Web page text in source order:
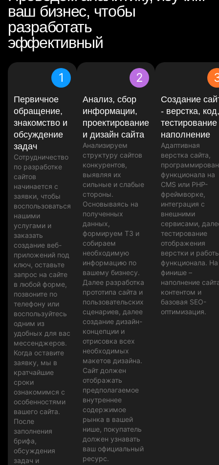
ваш бизнес, чтобы
разработать
эффективный
сайт
1
Первичное
обращение,
знакомство и
обсуждение
задач
Сотрудничество
по разработке
сайтов
начинается с
заявки, чтобы
воспользоваться
нашими
услугами и
заказать
создание веб-
приложений под
ключ, оставьте
запрос на сайте
в любой форме,
позвоните по
телефону или
воспользуйтесь
одним из
удобных для вас
мессенджеров.
Когда оставите
заявку, мы в
кратчайшие
сроки
ознакомимся с
особенностями
вашего сайта.
После
заполнения
брифа,
обсуждения
задач и
2
Анализ, сбор
информации,
проектирование
и дизайн сайта
Анализируем
структуру сайтов
конкурентов,
выявляя их
сильные и слабые
стороны.
Основываясь на
полученных
данных,
формируем ТЗ и
собираем
необходимую
информацию по
вашему бизнесу.
Далее разработка
прототипа сайта и
пользовательских
сценариев, далее
создание дизайн-
концепции и
отрисовка всех
необходимых
макетов дизайна.
Сайт должен
отображать
предполагаемое
внутреннее
содержимое
рынка в вашей
нише, покупатель
должен узнавать
ваш официальный
ресурс.
Создание
- верстка, код,
тестирование
наполнение
Адаптивная
верстка сайта,
функционала на
CMS или PHP-
фреймворке,
интеграция с
внешними
сервисами,
тестирование
отображения
верстки и
функционала. На
финише –
наполнение
контентом и
базовая SEO-
оптимизация.